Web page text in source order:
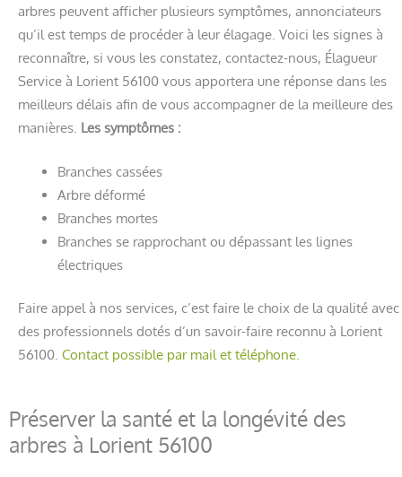
arbres peuvent afficher plusieurs symptômes, annonciateurs
qu’il est temps de procéder à leur élagage. Voici les signes à
reconnaître, si vous les constatez, contactez-nous, Élagueur
Service à Lorient 56100 vous apportera une réponse dans les
meilleurs délais afin de vous accompagner de la meilleure des
manières. Les symptômes :
Branches cassées
Arbre déformé
Branches mortes
Branches se rapprochant ou dépassant les lignes
électriques
Faire appel à nos services, c’est faire le choix de la qualité avec
des professionnels dotés d’un savoir-faire reconnu à Lorient
56100. Contact possible par mail et téléphone.
Préserver la santé et la longévité des
arbres à Lorient 56100